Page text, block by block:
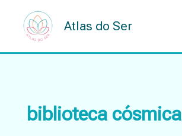
content
Atlas do Ser
biblioteca cósmica